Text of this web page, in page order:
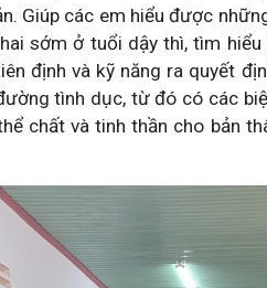
Giúp các em hiểu được
sớm ở tuổi dậy thì, tìm
định và kỹ năng ra quyết
tình dục, từ đó có các
chất và tinh thần cho bản